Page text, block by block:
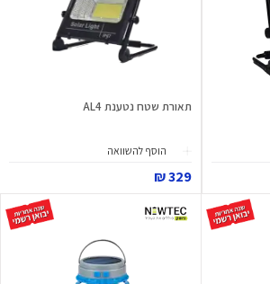
תאורת שטח נטענת AL4
הוסף להשוואה
329 ₪